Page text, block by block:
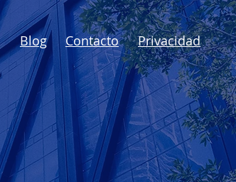
Blog Contacto Privacidad